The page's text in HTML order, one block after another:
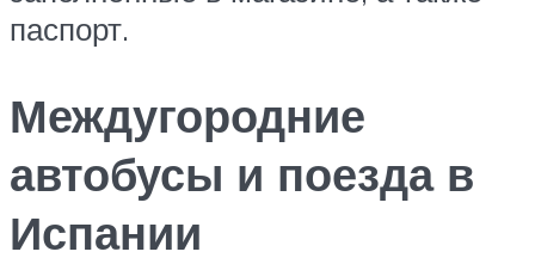
паспорт.
Междугородние
автобусы и поезда в
Испании